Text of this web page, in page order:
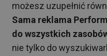
możesz uzupełnić
Sama reklama
do wszystkich
nie tylko do